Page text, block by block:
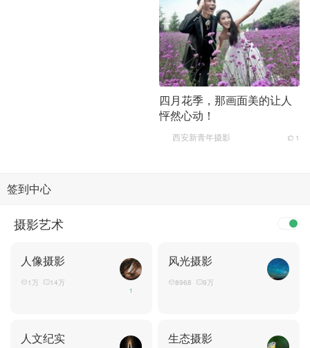
四月花季，那画面美的让人
怦然心动！
西安新青年摄影 1
签到中心
摄影艺术
人像摄影
1万 14万
1
风光摄影
8968 9万
人文纪实 生态摄影